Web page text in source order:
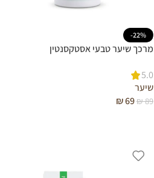
-22%
מרכך שיער טבעי אסטקסנטין
5.0
שיער
₪89
₪69